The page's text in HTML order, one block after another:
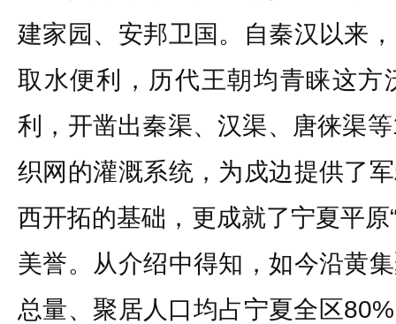
建家园、安邦卫国。自秦汉以来
取水便利，历代王朝均青睐这方
利，开凿出秦渠、汉渠、唐徕渠
织网的灌溉系统，为戍边提供了
西开拓的基础，更成就了宁夏平原
美誉。从介绍中得知，如今沿黄
总量、聚居人口均占宁夏全区